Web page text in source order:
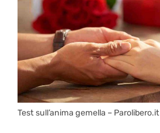
Test sull’anima gemella – Parolibero.it